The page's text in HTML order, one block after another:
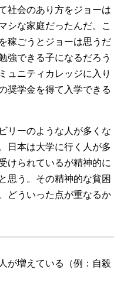
社会のあり方をジョーは
シな家庭だったんだ。こ
稼ごうとジョーは思うだ
強できる子になるだろう
ュニティカレッジに入り
奨学金を得て入学できる
リーのような人が多くな
日本は大学に行く人が多
けられているが精神的に
思う。その精神的な貧困
どういった点が重なるか
が増えている（例：自殺